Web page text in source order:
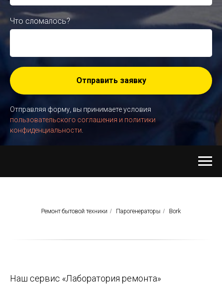
Что сломалось?
Отправить заявку
Отправляя форму, вы принимаете условия
пользовательского соглашения и политики
конфиденциальности
Ремонт бытовой техники / Парогенераторы / Bork
Наш сервис «Лаборатория ремонта»